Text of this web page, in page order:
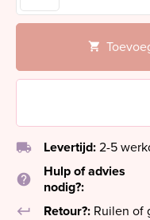
local_shipping Levertijd: 2-5
help
Hulp of advies
nodig?:
keyboard_return
Retour?: Ruilen of